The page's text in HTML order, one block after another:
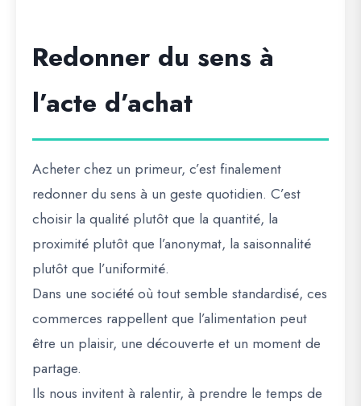
Redonner du sens à
l’acte d’achat
Acheter chez un primeur, c’est finalement
redonner du sens à un geste quotidien. C’est
choisir la qualité plutôt que la quantité, la
proximité plutôt que l’anonymat, la saisonnalité
plutôt que l’uniformité.
Dans une société où tout semble standardisé, ces
commerces rappellent que l’alimentation peut
être un plaisir, une découverte et un moment de
partage.
Ils nous invitent à ralentir, à prendre le temps de